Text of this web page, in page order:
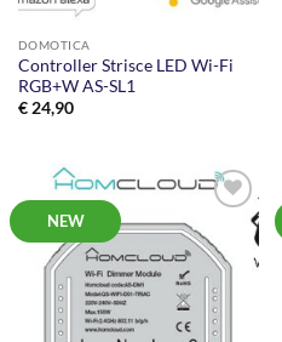
DOMOTICA
Controller Strisce LED Wi-Fi
RGB+W AS-SL1
€24,90
NEW
AGGIUNGI
ALLA
LISTA DEI
DESIDERI